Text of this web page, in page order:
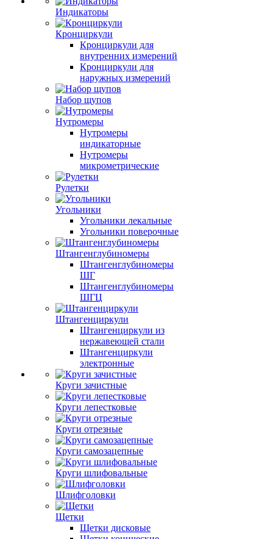
Индикаторы
Кронциркули
Кронциркули для
внутренних измерений
Кронциркули для
наружных измерений
Набор щупов
Нутромеры
Нутромеры
индикаторные
Нутромеры
микрометрические
Рулетки
Угольники
Угольники лекальные
Угольники поверочные
Штангенглубиномеры
Штангенглубиномеры
ШГ
Штангенглубиномеры
ШГЦ
Штангенциркули
Штангенциркули из
нержавеющей стали
Штангенциркули
электронные
Круги зачистные
Круги лепестковые
Круги отрезные
Круги самозацепные
Круги шлифовальные
Шлифголовки
Щетки
Щетки дисковые